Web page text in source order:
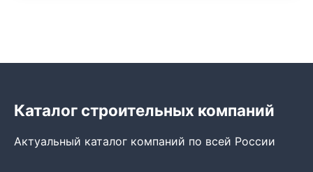
Каталог строительных компаний
Актуальный каталог компаний по всей России